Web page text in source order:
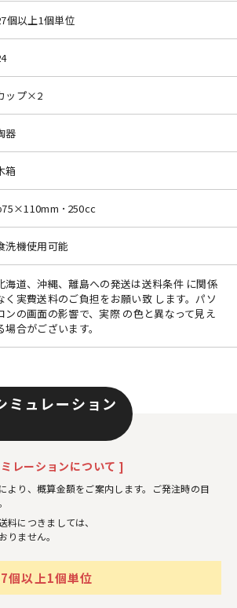
個以上1個単位
ップ×2
器
箱
･250cc
洗機使用可能
海道、沖縄、離島への発送は送料条件 に関係
く実費送料のご負担をお願い致 します。パソ
ンの画面の影響で、実際 の色と異なって見え
場合がございます。
ミュレーション
レーションについて ]
より、概算金額をご案内します。ご発注時の目
料につきましては、
りません。
個以上1個単位